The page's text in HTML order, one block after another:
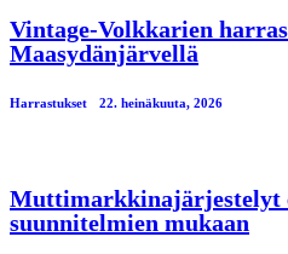
Vintage-Volkkarien
Maasydänjärvellä
Harrastukset 22. heinäkuuta, 2026
Muttimarkkinajärjestelyt
suunnitelmien mukaan